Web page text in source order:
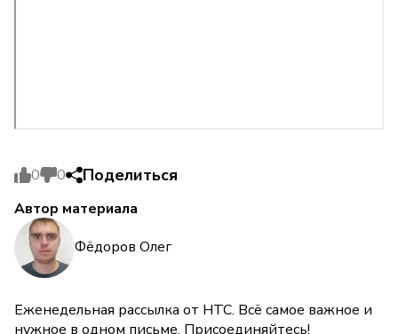
0 0 Поделиться
Автор материала
Фёдоров Олег
Еженедельная рассылка от НТС. Всё самое важное и
нужное в одном письме. Присоединяйтесь!